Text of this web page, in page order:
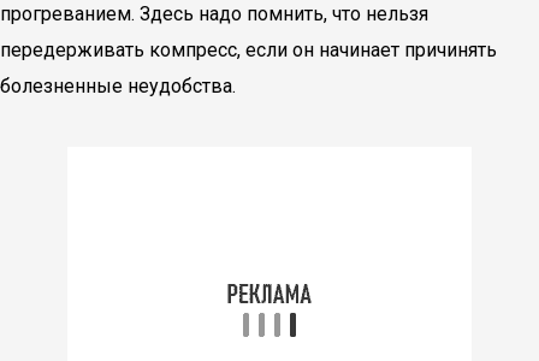
прогреванием. Здесь надо помнить, что нельзя
передерживать компресс, если он начинает причинять
болезненные неудобства.